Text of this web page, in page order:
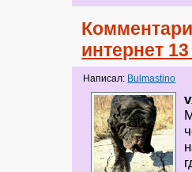
интернет
Написал: Bulmastino